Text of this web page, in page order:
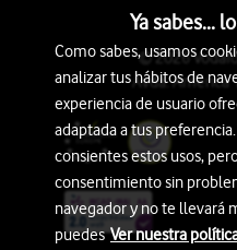
© 2026
Avda. América
Ya sabes...
Como sabes, usamos
analizar tus hábitos de
experiencia de usuario
adaptada a tus
consientes estos usos,
consentimiento sin
navegador y no te llevará
puedesVer nuestra